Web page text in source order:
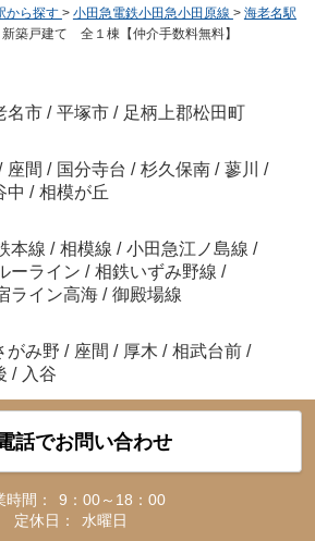
から探す > 小田急電鉄小田急小田原線 > 海老名駅
築戸建て 全１棟【仲介手数料無料】
名市 / 平塚市 / 足柄上郡松田町
座間 / 国分寺台 / 杉久保南 / 蓼川 /
中 / 相模が丘
本線 / 相模線 / 小田急江ノ島線 /
ーライン / 相鉄いずみ野線 /
ライン高海 / 御殿場線
がみ野 / 座間 / 厚木 / 相武台前 /
/ 入谷
話でお問い合わせ
時間：
9：00～18：00
定休日：
水曜日